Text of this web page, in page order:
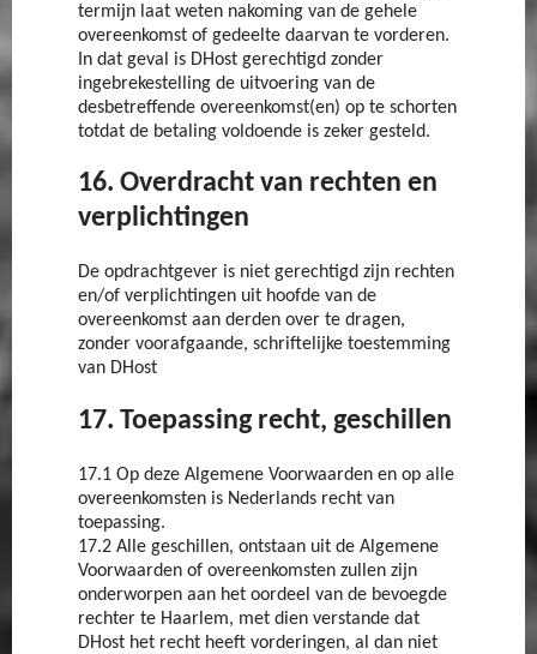
termijn laat weten nakoming van de gehele
overeenkomst of gedeelte daarvan te vorderen.
In dat geval is DHost gerechtigd zonder
ingebrekestelling de uitvoering van de
desbetreffende overeenkomst(en) op te schorten
totdat de betaling voldoende is zeker gesteld.
16. Overdracht van rechten en
verplichtingen
De opdrachtgever is niet gerechtigd zijn rechten
en/of verplichtingen uit hoofde van de
overeenkomst aan derden over te dragen,
zonder voorafgaande, schriftelijke toestemming
van DHost
17. Toepassing recht, geschillen
17.1 Op deze Algemene Voorwaarden en op alle
overeenkomsten is Nederlands recht van
toepassing.
17.2 Alle geschillen, ontstaan uit de Algemene
Voorwaarden of overeenkomsten zullen zijn
onderworpen aan het oordeel van de bevoegde
rechter te Haarlem, met dien verstande dat
DHost het recht heeft vorderingen, al dan niet